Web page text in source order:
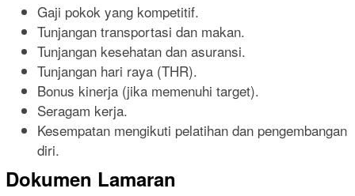
Gaji pokok yang kompetitif.
Tunjangan transportasi dan makan.
Tunjangan kesehatan dan asuransi.
Tunjangan hari raya (THR).
Bonus kinerja (jika memenuhi target).
Seragam kerja.
Kesempatan mengikuti pelatihan dan pengembangan
diri.
Dokumen Lamaran